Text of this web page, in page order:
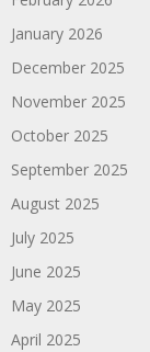
January 2026
December 2025
November 2025
October 2025
September 2025
August 2025
July 2025
June 2025
May 2025
April 2025